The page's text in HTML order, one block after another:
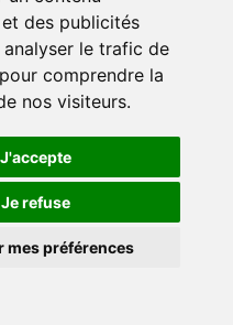
des publicités
le trafic de
comprendre la
nos visiteurs.
J'accepte
Je refuse
mes préférences